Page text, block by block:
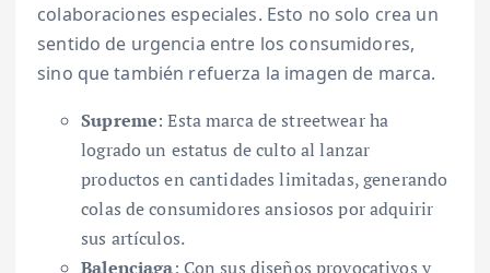
colaboraciones especiales. Esto no solo crea un
sentido de urgencia entre los consumidores,
sino que también refuerza la imagen de marca.
Supreme: Esta marca de streetwear ha
logrado un estatus de culto al lanzar
productos en cantidades limitadas, generando
colas de consumidores ansiosos por adquirir
sus artículos.
Balenciaga: Con sus diseños provocativos y